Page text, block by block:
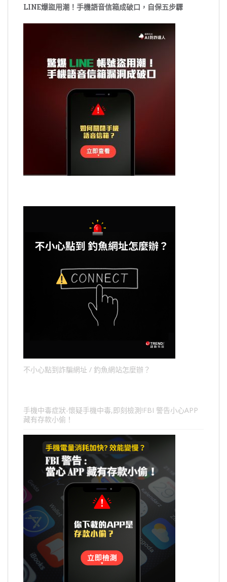
LINE爆盜用潮！手機語音信箱成破口，自保五步驟
不小心點到詐騙網址 / 釣魚網站怎麼辦？
手機中毒症狀-懷疑手機中毒,即刻檢測!FBI 警告小心APP
藏有存款小偷！